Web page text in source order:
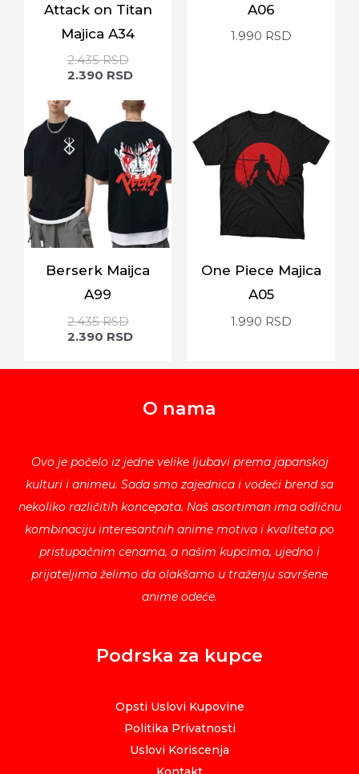
Attack on Titan
Majica A34
2.435RSD
2.390 RSD
A06
1.990 RSD
Berserk Maijca
A99
2.435RSD
2.390 RSD
One Piece Majica
A05
1.990 RSD
O nama
Ovo je počelo iz jedne velike ljubavi prema japanskoj
kulturi i animeu. Sada smo zajednica i vodeći brend sa
nekoliko različitih koncepata. Naš asortiman ima odličnu
kombinaciju interesantnih anime motiva i kvaliteta po
pristupačnim cenama, a našim kupcima, ujedno i
prijateljima želimo da olakšamo u traženju savršene
anime odeće.
Podrska za kupce
Opsti Uslovi Kupovine
Politika Privatnosti
Uslovi Koriscenja